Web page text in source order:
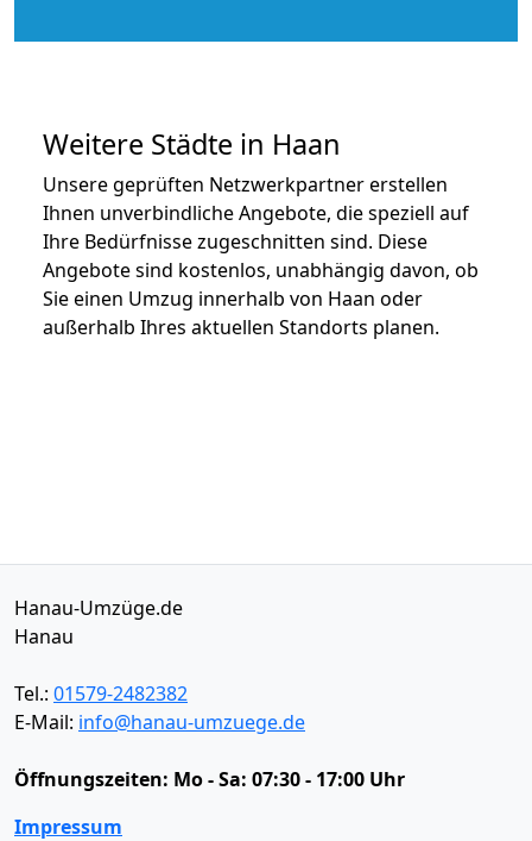
Weitere Städte in Haan
Unsere geprüften Netzwerkpartner erstellen
Ihnen unverbindliche Angebote, die speziell auf
Ihre Bedürfnisse zugeschnitten sind. Diese
Angebote sind kostenlos, unabhängig davon, ob
Sie einen Umzug innerhalb von Haan oder
außerhalb Ihres aktuellen Standorts planen.
Hanau-Umzüge.de
Hanau
Tel.: 01579-2482382
E-Mail: info@hanau-umzuege.de
Öffnungszeiten: Mo - Sa: 07:30 - 17:00 Uhr
Impressum